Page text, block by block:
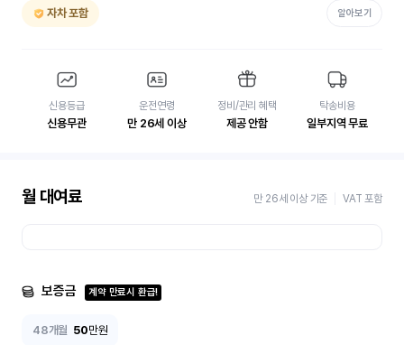
자차 포함 알아보기
신용등급
신용무관
운전연령
만 26세 이상
정비/관리 혜택
제공 안함
탁송비용
일부지역 무료
월 대여료 만 26세 이상 기준 VAT 포함
보증금 계약 만료시 환급!
48개월 50만원